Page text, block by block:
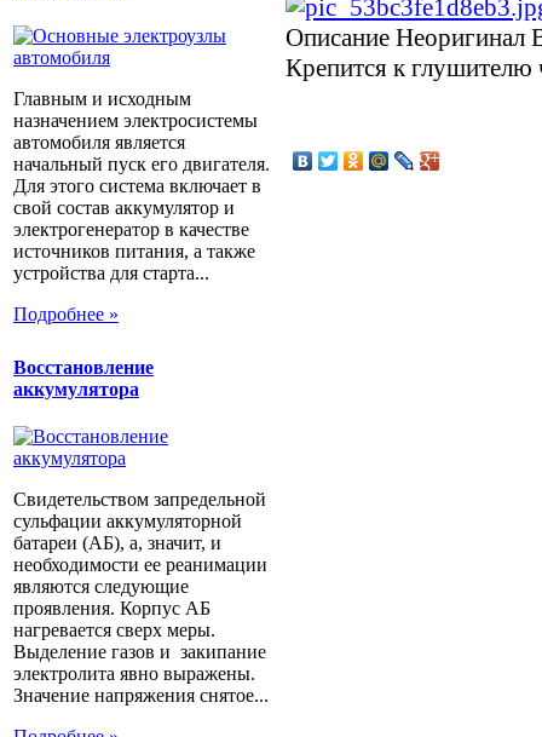
Главным и исходным
назначением электросистемы
автомобиля является
начальный пуск его двигателя.
Для этого система включает в
свой состав аккумулятор и
электрогенератор в качестве
источников питания, а также
устройства для старта...
Подробнее »
Восстановление
аккумулятора
Свидетельством запредельной
сульфации аккумуляторной
батареи (АБ), а, значит, и
необходимости ее реанимации
являются следующие
проявления. Корпус АБ
нагревается сверх меры.
Выделение газов и закипание
электролита явно выражены.
Значение напряжения снятое...
Описание Неоригинал
Крепится к глушителю